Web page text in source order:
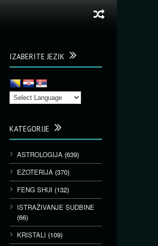
IZABERITE JEZIK
KATEGORIJE
ASTROLOGIJA (639)
EZOTERIJA (370)
FENG SHUI (132)
ISTRAŽIVANJE SUDBINE
(66)
KRISTALI (109)